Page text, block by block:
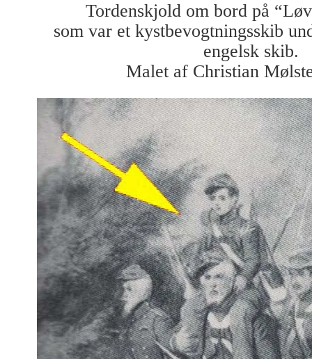
Tordenskjold om bord på
som var et kystbevogtningsskib
engelsk skib.
Malet af Christian